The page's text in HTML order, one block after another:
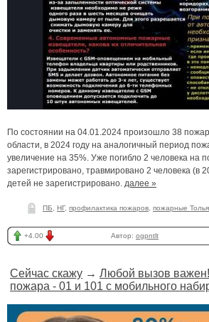
По состоянии на 04.01.2024 произошло 38
области, в 2024 году на аналогичный период
увеличение на 35%. Уже погибло 2 человека на
зарегистрировано, травмировано 2 человека (в
детей не зарегистрировано. далее »
ПБ НГ, профилактика пожаров пожарные
+4.00 Автор: ogpntlt
Сейчас скажу → Любой вызов
пожара - 01 и 101 с мобильного